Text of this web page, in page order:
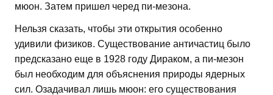
мюон. Затем пришел черед пи-мезона.
Нельзя сказать, чтобы эти открытия особенно
удивили физиков. Существование античастиц было
предсказано еще в 1928 году Дираком, а пи-мезон
был необходим для объяснения природы ядерных
сил. Озадачивал лишь мюон: его существования